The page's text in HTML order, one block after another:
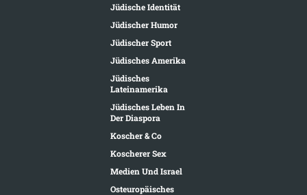
Jüdische Identität
Jüdischer Humor
Jüdischer Sport
Jüdisches Amerika
Jüdisches
Lateinamerika
Jüdisches Leben In
Der Diaspora
Koscher & Co
Koscherer Sex
Medien Und Israel
Osteuropäisches